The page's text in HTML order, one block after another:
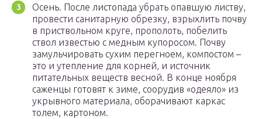
Осень. После листопада убрать опавшую листву,
провести санитарную обрезку, взрыхлить почву
в приствольном круге, прополоть, побелить
ствол известью с медным купоросом. Почву
замульчировать сухим перегноем, компостом –
это и утепление для корней, и источник
питательных веществ весной. В конце ноября
саженцы готовят к зиме, соорудив «одеяло» из
укрывного материала, оборачивают каркас
толем, картоном.